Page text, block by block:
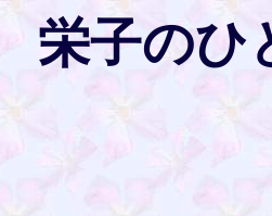
栄子のひ